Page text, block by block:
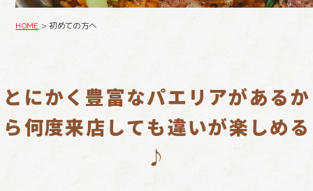
HOME > 初めての方へ
とにかく豊富なパエリアがあるか
ら何度来店しても違いが楽しめる
♪